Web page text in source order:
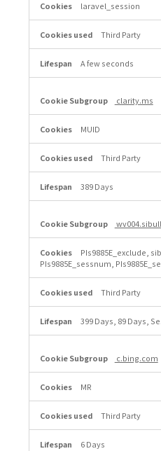
laravel_session
Third Party
A few seconds
clarity.ms
MUID
Third Party
389 Days
PIs9885E_exclude,
PIs9885E_sessnum,
Third Party
399 Days, 89 Days,
c.bing.com
MR
Third Party
6 Days